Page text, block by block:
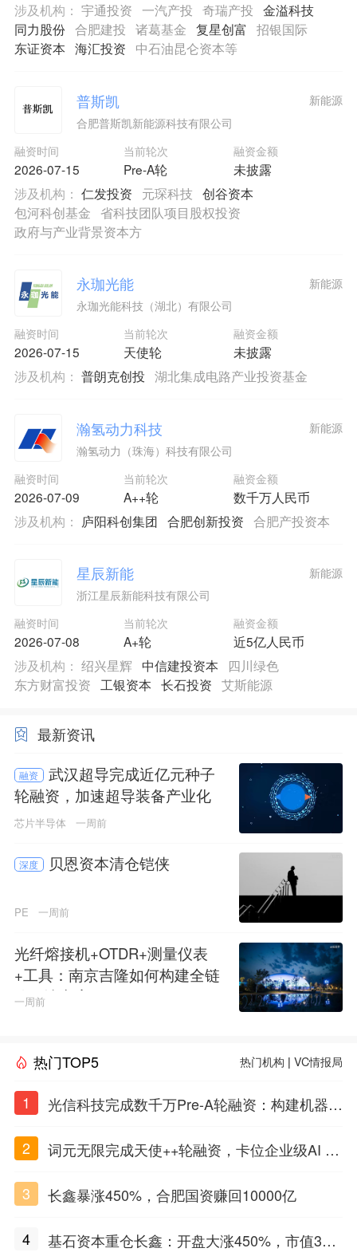
涉及机构： 宇通投资 一汽产投 奇瑞产投 金溢科技
同力股份 合肥建投 诸葛基金 复星创富
招银国际
东证资本 海汇投资 中石油昆仑资本等
普斯凯
合肥普斯凯新能源科技有限公司
融资时间
2026-07-15
当前轮次
Pre-A轮
融资金额
未披露
新能源
涉及机构： 仁发投资 元琛科技 创谷资本
包河科创基金
省科技团队项目股权投资
政府与产业背景资本方
永珈光能
永珈光能科技（湖北）有限公司
融资时间
2026-07-15
当前轮次
天使轮
融资金额
未披露
新能源
涉及机构： 普朗克创投 湖北集成电路产业投资基金
瀚氢动力科技
瀚氢动力（珠海）科技有限公司
融资时间
2026-07-09
当前轮次
A++轮
融资金额
数千万人民币
新能源
涉及机构： 庐阳科创集团 合肥创新投资 合肥产投资本
星辰新能
浙江星辰新能科技有限公司
融资时间
2026-07-08
当前轮次
A+轮
融资金额
近5亿人民币
新能源
涉及机构： 绍兴星辉 中信建投资本
四川绿色
东方财富投资 工银资本 长石投资 艾斯能源
最新资讯
融资
武汉超导完成近亿元种子
轮融资，加速超导装备产业化
芯片半导体 一周前
深度 贝恩资本清仓铠侠
PE 一周前
光纤熔接机+OTDR+测量仪表
+工具：南京吉隆如何构建全链
路解决方案
一周前
热门TOP5 热门机构 |VC情报局
1
光信科技完成数千万Pre-A轮融资：构建机器理
知闭环
2
词元无限完成天使++轮融资，卡位企业级AI Ag
3
长鑫暴涨450%，合肥国资赚回10000亿
4
基石资本重仓长鑫：开盘大涨450%，市值3万